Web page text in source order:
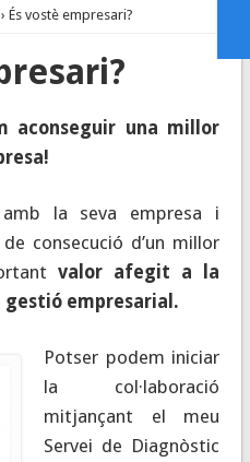
› És vostè empresari?
aconseguir una millor
amb la seva empresa i
consecució d’un millor
valor afegit a la
empresarial.
Potser podem iniciar
la col·laboració
mitjançant el meu
Servei de Diagnòstic